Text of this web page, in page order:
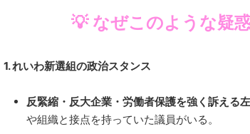
💡 なぜこのような疑
1. れいわ新選組の政治スタンス
反緊縮・反大企業・労働者保護を強く訴える
や組織と接点を持っていた議員がいる。